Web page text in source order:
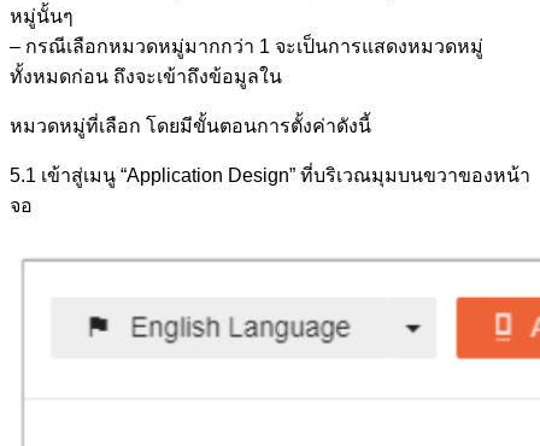
หมู่นั้นๆ
– กรณีเลือกหมวดหมู่มากกว่า 1 จะเป็นการแสดงหมวดหมู่
ทั้งหมดก่อน ถึงจะเข้าถึงข้อมูลใน
หมวดหมู่ที่เลือก โดยมีขั้นตอนการตั้งค่าดังนี้
5.1 เข้าสู่เมนู “Application Design” ที่บริเวณมุมบนขวาของหน้า
จอ